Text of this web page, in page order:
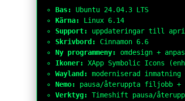
Bas:
Ubuntu 24.04.3 LTS
Kärna:
Linux 6.14
Support:
uppdateringar till
Skrivbord:
Cinnamon 6.6
Ny programmeny:
omdesign +
Ikoner:
XApp Symbolic Icons
Wayland:
moderniserad
Nemo:
pausa/återuppta filjobb +
Verktyg:
Timeshift pausa/